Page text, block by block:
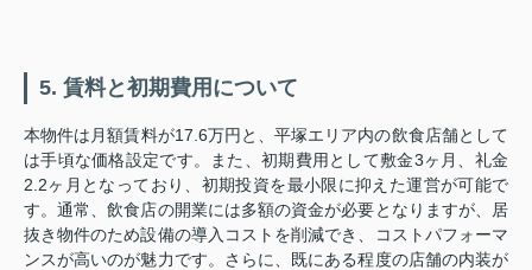
5. 賃料と初期費用について
本物件は月額賃料が17.6万円と、平塚エリア内の飲食店舗として
は手頃な価格設定です。また、初期費用として敷金3ヶ月、礼金
2.2ヶ月となっており、初期投資を最小限に抑えた運営が可能で
す。通常、飲食店の開業には多額の資金が必要となりますが、居
抜き物件のため設備の導入コストを削減でき、コストパフォーマ
ンスが高いのが魅力です。さらに、既にある程度の店舗の内装が